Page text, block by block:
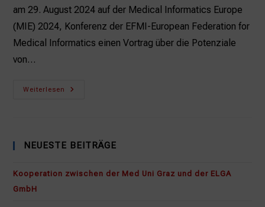
am 29. August 2024 auf der Medical Informatics Europe
(MIE) 2024, Konferenz der EFMI-European Federation for
Medical Informatics einen Vortrag über die Potenziale
von…
Weiterlesen
Johanna
In
Athen
NEUESTE BEITRÄGE
Kooperation zwischen der Med Uni Graz und der ELGA
GmbH